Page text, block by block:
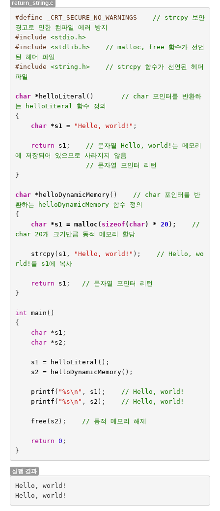
return_string.c
#define _CRT_SECURE_NO_WARNINGS
// strcpy 보안
경고로 인한 컴파일 에러 방지
#include <stdio.h>
#include <stdlib.h>    // malloc, free 함수가 선언
된 헤더 파일
#include <string.h>    // strcpy 함수가 선언된 헤더
파일
char * helloLiteral ()
// char 포인터를 반환하
는 helloLiteral 함수 정의
{
char
*s1 = "Hello, world!" ;
return s1 ;
// 문자열 Hello, world!는 메모리
에 저장되어 있으므로 사라지지 않음
// 문자열 포인터 리턴
}
char * helloDynamicMemory()
// char 포인터를 반
환하는 helloDynamicMemory 함수 정의
{
char
*s1 = malloc ( sizeof ( char) * 20 );
//
char 20개 크기만큼 동적 메모리 할당
strcpy( s1 , "Hello, world!" );
// Hello, wo
rld!를 s1에 복사
return s1 ;
// 문자열 포인터 리턴
}
int main ()
{
char
*s1 ;
char
*s2 ;
s1 = helloLiteral ();
s2 = helloDynamicMemory();
printf ( "%s\n " , s1 );
// Hello, world!
printf ( "%s\n " , s2 ); // Hello, world!
free ( s2 ); // 동적 메모리 해제
return 0 ;
}
실행 결과
Hello, world!